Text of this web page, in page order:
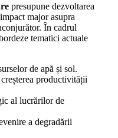
presupune dezvoltarea
major asupra
În cadrul
tematici actuale
de apă și sol.
productivității
al lucrărilor de
a degradării